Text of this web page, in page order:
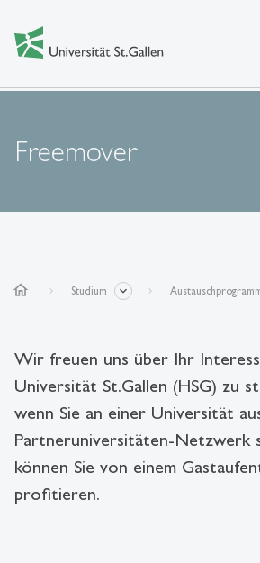
Freemover
home Studium
Wir freuen uns über Ihr
Universität St.Gallen (HSG) zu
wenn Sie an einer Universität
Partneruniversitäten-Netzwerk
können Sie von einem
profitieren.